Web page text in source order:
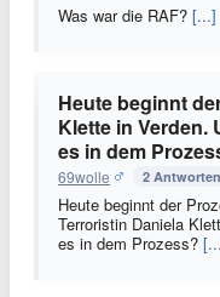
Was war die RAF? [...]
Heute beginnt
Klette in Verden.
es in dem
69wolle 2 Antworten
Heute beginnt der
Terroristin Daniela
es in dem Prozess?